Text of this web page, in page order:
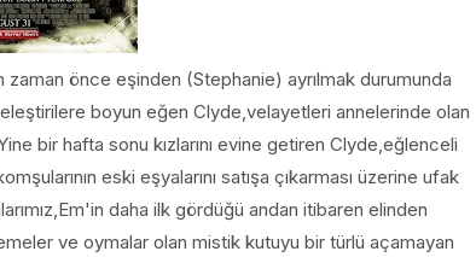
önce eşinden (Stephanie) ayrılmak durumunda
boyun eğen Clyde,velayetleri annelerinde olan
bir hafta sonu kızlarını evine getiren Clyde,eğlenceli
eski eşyalarını satışa çıkarması üzerine ufak
daha ilk gördüğü andan itibaren elinden
ve oymalar olan mistik kutuyu bir türlü açamayan